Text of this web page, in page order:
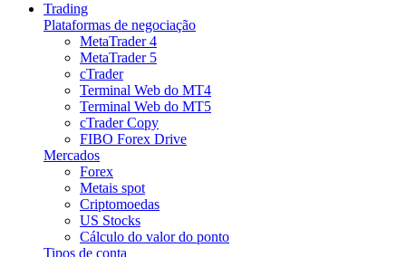
Trading
Plataformas de negociação
MetaTrader 4
MetaTrader 5
cTrader
Terminal Web do MT4
Terminal Web do MT5
cTrader Copy
FIBO Forex Drive
Mercados
Forex
Metais spot
Criptomoedas
US Stocks
Cálculo do valor do ponto
Tipos de conta